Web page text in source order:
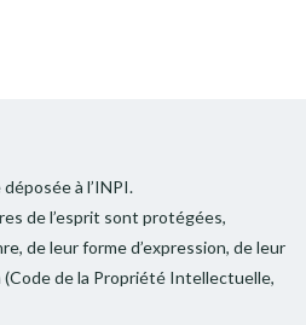
à l’INPI.
de l’esprit sont protégées,
de leur forme d’expression, de leur
de la Propriété Intellectuelle,